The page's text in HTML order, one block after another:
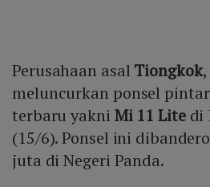
Perusahaan asal Tiongkok,
meluncurkan ponsel
terbaru yakni Mi 11 Litedi
(15/6). Ponsel ini
juta di Negeri Panda.